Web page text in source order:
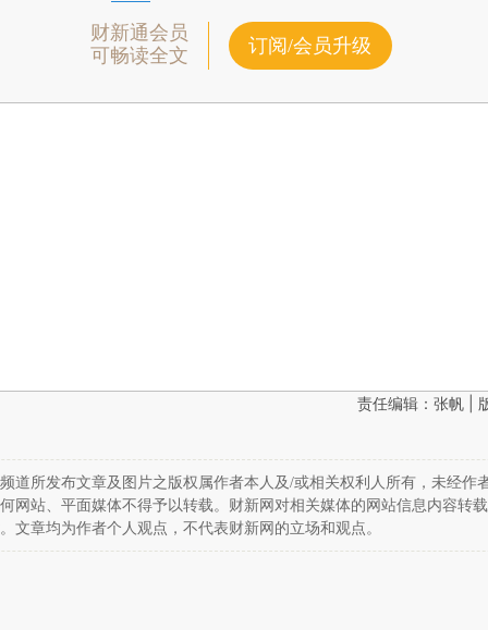
财新通会员
可畅读全文
订阅/会员升级
责任编辑：张帆 |
道所发布文章及图片之版权属作者本人及/或相关权利人所有，未经作
网站、平面媒体不得予以转载。财新网对相关媒体的网站信息内容转
文章均为作者个人观点，不代表财新网的立场和观点。